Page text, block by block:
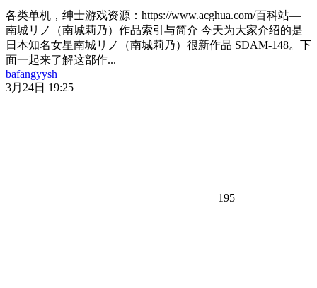
各类单机，绅士游戏资源：https://www.acghua.com/百科站—
南城リノ（南城莉乃）作品索引与简介 今天为大家介绍的是
日本知名女星南城リノ（南城莉乃）很新作品 SDAM-148。下
面一起来了解这部作...
bafangyysh
3月24日 19:25
195